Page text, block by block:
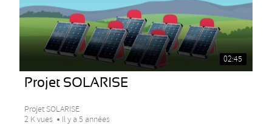
02:45
Projet SOLARISE
Projet SOLARISE
2 K vues
Il y a 5 années